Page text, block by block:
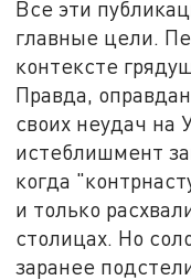
Все эти
главные цели.
контексте
Правда,
своих неудач на
истеблишмент
когда
и только
столицах. Но
заранее